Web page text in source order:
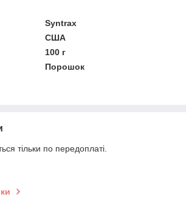
Syntrax
США
100 г
Порошок
тільки по передоплаті.